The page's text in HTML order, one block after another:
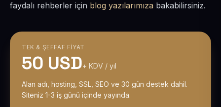
faydalı rehberler için blog yazılarımıza bakabilirsiniz.
TEK & ŞEFFAF FIYAT
50 USD+ KDV / yıl
Alan adı, hosting, SSL, SEO ve 30 gün destek dahil.
Siteniz 1-3 iş günü içinde yayında.